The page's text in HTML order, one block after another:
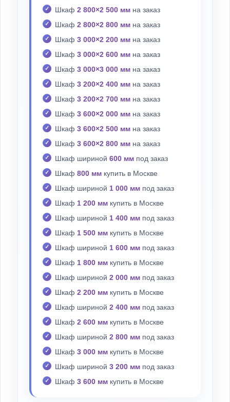
Шкаф 2 800×2 500 мм на заказ
Шкаф 2 800×2 800 мм на заказ
Шкаф 3 000×2 200 мм на заказ
Шкаф 3 000×2 600 мм на заказ
Шкаф 3 000×3 000 мм на заказ
Шкаф 3 200×2 400 мм на заказ
Шкаф 3 200×2 700 мм на заказ
Шкаф 3 600×2 000 мм на заказ
Шкаф 3 600×2 500 мм на заказ
Шкаф 3 600×2 800 мм на заказ
Шкаф шириной 600 мм под заказ
Шкаф 800 мм купить в Москве
Шкаф шириной 1 000 мм под заказ
Шкаф 1 200 мм купить в Москве
Шкаф шириной 1 400 мм под заказ
Шкаф 1 500 мм купить в Москве
Шкаф шириной 1 600 мм под заказ
Шкаф 1 800 мм купить в Москве
Шкаф шириной 2 000 мм под заказ
Шкаф 2 200 мм купить в Москве
Шкаф шириной 2 400 мм под заказ
Шкаф 2 600 мм купить в Москве
Шкаф шириной 2 800 мм под заказ
Шкаф 3 000 мм купить в Москве
Шкаф шириной 3 200 мм под заказ
Шкаф 3 600 мм купить в Москве